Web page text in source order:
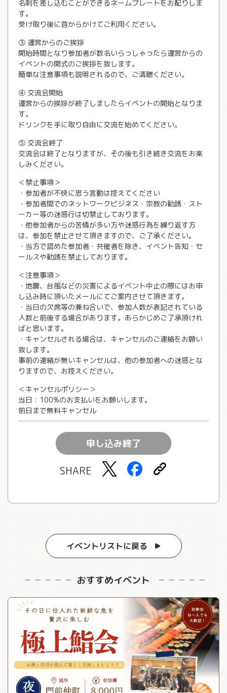
名刺を差し込むことができるネームプレートをお配りしま
す。
受け取り後に首からかけてご利用ください。
③ 運営からのご挨拶
開始時間となり参加者が数名いらっしゃったら運営からの
イベントの開式のご挨拶を致します。
簡単な注意事項も説明されるので、ご清聴ください。
④ 交流会開始
運営からの挨拶が終了しましたらイベントの開始となりま
す。
ドリンクを手に取り自由に交流を始めてください。
⑤ 交流会終了
交流会は終了となりますが、その後も引き続き交流をお楽
しみください。
＜禁止事項＞
・参加者が不快に思う言動は控えてください
・参加者間でのネットワークビジネス・宗教の勧誘・スト
ーカー等の迷惑行は切禁止しております。
・他参加者からの苦情が多い方や迷惑行為を繰り返す方
は、参加を禁止させて頂きますので、ご了承ください。
・当方で認めた参加者・共催者を除き、イベント告知・セ
ールスや勧誘を禁止しております。
＜注意事項＞
・地震、台風などの災害によるイベント中止の際にはお申
し込み時に頂いたメールにてご案内させて頂きます。
・当日の欠席等の兼ね合いで、参加人数が表記されている
人数と前後する場合があります。あらかじめご了承頂けれ
ばと思います。
・キャンセルされる場合は、キャンセルのご連絡をお願い
致します。
事前の連絡が無いキャンセルは、他の参加者への迷惑とな
りますので、お控えください。
＜キャンセルポリシー＞
当日：100%のお支払いをお願いします。
前日まで無料キャンセル
申し込み終了
SHARE
イベントリストに戻る
おすすめイベント